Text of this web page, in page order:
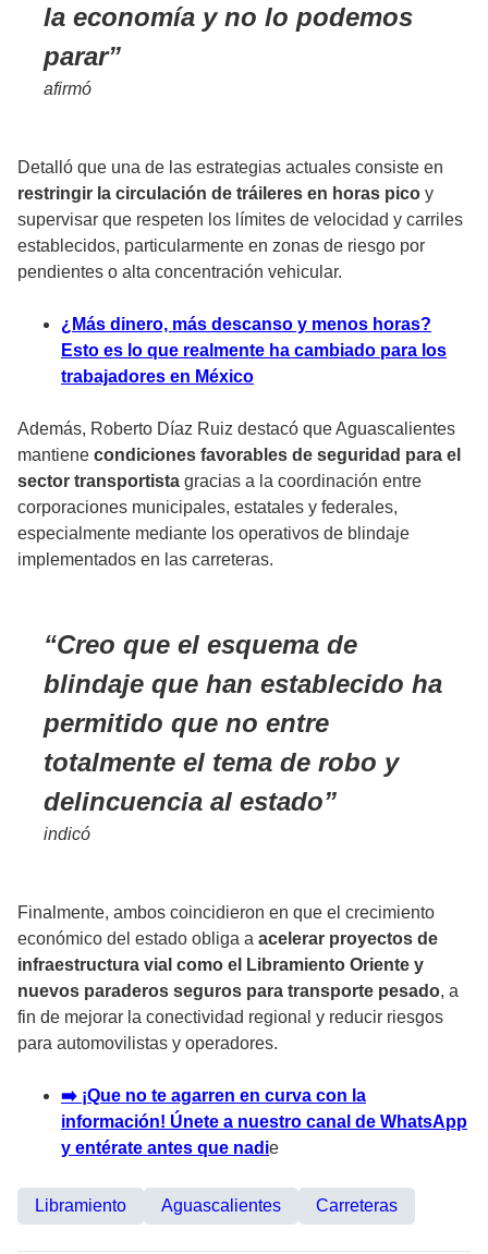
la economía y no lo podemos
parar
afirmó
Detalló que una de las estrategias actuales consiste en
restringir la circulación de tráileres en horas pico y
supervisar que respeten los límites de velocidad y carriles
establecidos, particularmente en zonas de riesgo por
pendientes o alta concentración vehicular.
¿Más dinero, más descanso y menos horas?
Esto es lo que realmente ha cambiado para los
trabajadores en México
Además, Roberto Díaz Ruiz destacó que Aguascalientes
mantiene condiciones favorables de seguridad para el
sector transportista gracias a la coordinación entre
corporaciones municipales, estatales y federales,
especialmente mediante los operativos de blindaje
implementados en las carreteras.
Creo que el esquema de
blindaje que han establecido ha
permitido que no entre
totalmente el tema de robo y
delincuencia al estado
indicó
Finalmente, ambos coincidieron en que el crecimiento
económico del estado obliga a acelerar proyectos de
infraestructura vial como el Libramiento Oriente y
nuevos paraderos seguros para transporte pesado, a
fin de mejorar la conectividad regional y reducir riesgos
para automovilistas y operadores.
➡️ ¡Que no te agarren en curva con la
información! Únete a nuestro canal de WhatsApp
y entérate antes que nadie
Libramiento Aguascalientes Carreteras